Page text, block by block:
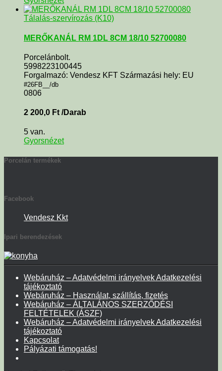
Tálalás-szervírozás (K10)
MERŐKANÁL RM 1DL 8CM 18/10 52700080
Porcelánbolt.
5998223100445
Forgalmazó: Vendesz KFT Származási hely: EU
#26FB__/db
0806
2 200,0 Ft /Darab
5 van.
Gyorsnézet
Porcelán termékek
Facebook
Vendesz Kkt
Ipari berendezések
Webáruház – Adatvédelmi irányelvek Adatkezelési
tájékoztató
Webáruház – Használat, szállítás, fizetés
Webáruház – ÁLTALÁNOS SZERZŐDÉSI
FELTÉTELEK (ÁSZF)
Webáruház – Adatvédelmi irányelvek Adatkezelési
tájékoztató
Kapcsolat
Pályázati támogatás!